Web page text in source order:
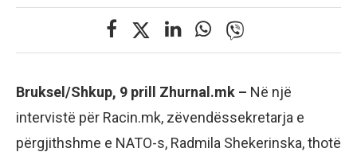
Bruksel/Shkup, 9 prill Zhurnal.mk – Në një
intervistë për Racin.mk, zëvendëssekretarja e
përgjithshme e NATO-s, Radmila Shekerinska, thotë